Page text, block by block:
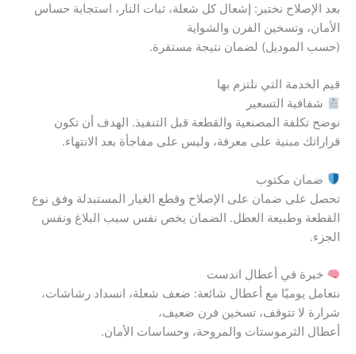
بعد الإصلاح نختبر: إشعال كل شعلة، ثبات النار، استجابة حساس
الأمان، وتسخين الفرن والشواية
(حسب الموديل) لضمان نتيجة مستقرة.
قيم الخدمة التي نلتزم بها
شفافية التسعير
نوضح تكلفة المصنعية والقطعة قبل التنفيذ. الهدف أن تكون
قراراتك مبنية على معرفة، وليس على مفاجأة بعد الانتهاء.
ضمان مكتوب
تحصل على ضمان على الإصلاح وقطع الغيار المستبدلة وفق نوع
القطعة وطبيعة العطل. الضمان يخص نفس سبب البلاغ ونفس
الجزء.
خبرة في أعطال اندست
نتعامل يوميًا مع أعطال شائعة: ضعف شعلة، انسداد رشاشات،
شرارة لا تتوقف، تسخين فرن ضعيف،
أعطال الثرموستات والمروحة، وحساسات الأمان.